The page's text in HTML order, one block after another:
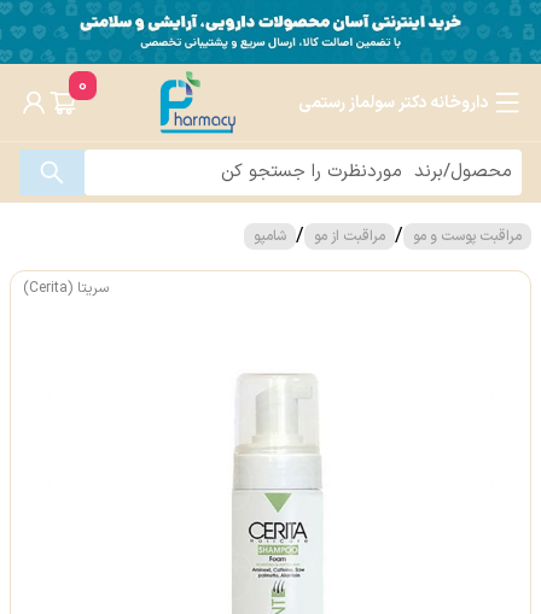
داروخانه دکتر سولماز رستمی
0
مراقبت پوست و مو / مراقبت از مو / شامپو
سریتا (Cerita)